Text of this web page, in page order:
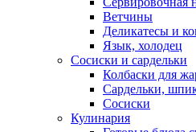
Ветчины
Деликатесы и
Язык, холодец
Сосиски и сардельки
Колбаски для
Сардельки,
Сосиски
Кулинария